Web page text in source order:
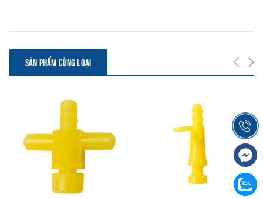
SẢN PHẨM CÙNG LOẠI